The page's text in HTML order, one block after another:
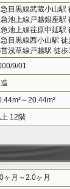
目黒線武蔵小山駅
池上線戸越銀座駅
池上線荏原中延駅
目黒線西小山駅
浅草線戸越駅 徒
9/01
～20.44m²
12階
ヶ月～2.0ヶ月